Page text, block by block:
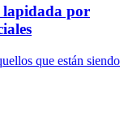
lapidada por
que están siendo